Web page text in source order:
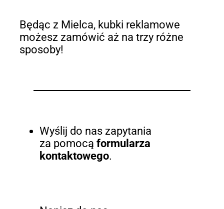
Będąc z Mielca, kubki reklamowe
możesz zamówić aż na trzy różne
sposoby!
Wyślij do nas zapytania
za pomocą formularza
kontaktowego.